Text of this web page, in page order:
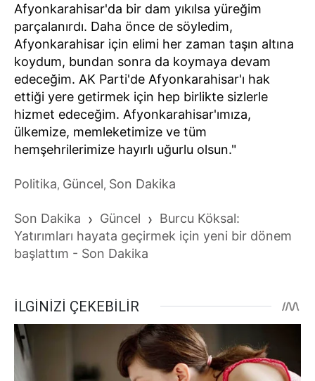
Afyonkarahisar'da bir dam yıkılsa yüreğim
parçalanırdı. Daha önce de söyledim,
Afyonkarahisar için elimi her zaman taşın altına
koydum, bundan sonra da koymaya devam
edeceğim. AK Parti'de Afyonkarahisar'ı hak
ettiği yere getirmek için hep birlikte sizlerle
hizmet edeceğim. Afyonkarahisar'ımıza,
ülkemize, memleketimize ve tüm
hemşehrilerimize hayırlı uğurlu olsun."
Politika, Güncel, Son Dakika
Son Dakika › Güncel › Burcu Köksal:
Yatırımları hayata geçirmek için yeni bir dönem
başlattım - Son Dakika